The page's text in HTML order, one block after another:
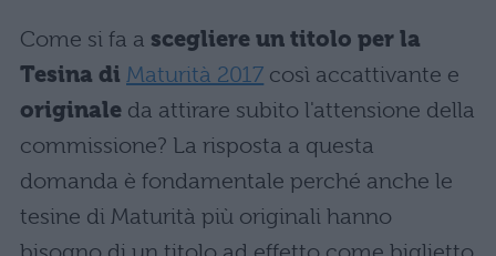
Come si fa a scegliere un titolo per la
Tesina di Maturità 2017 così accattivante e
originale da attirare subito l'attensione della
commissione? La risposta a questa
domanda è fondamentale perché anche le
tesine di Maturità più originali hanno